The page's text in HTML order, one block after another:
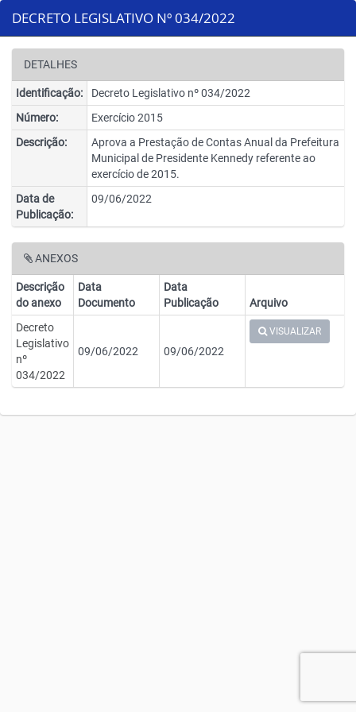
DECRETO LEGISLATIVO Nº 034/2022
DETALHES
Identificação:
Decreto Legislativo nº 034/2022
Número:
Exercício 2015
Descrição:
Aprova a Prestação de Contas Anual da Prefeitura
Municipal de Presidente Kennedy referente ao
exercício de 2015.
Data de
Publicação:
09/06/2022
ANEXOS
Descrição
do anexo
Data
Documento
Data
Publicação
Arquivo
Decreto
Legislativo
nº
034/2022
09/06/2022 09/06/2022
VISUALIZAR